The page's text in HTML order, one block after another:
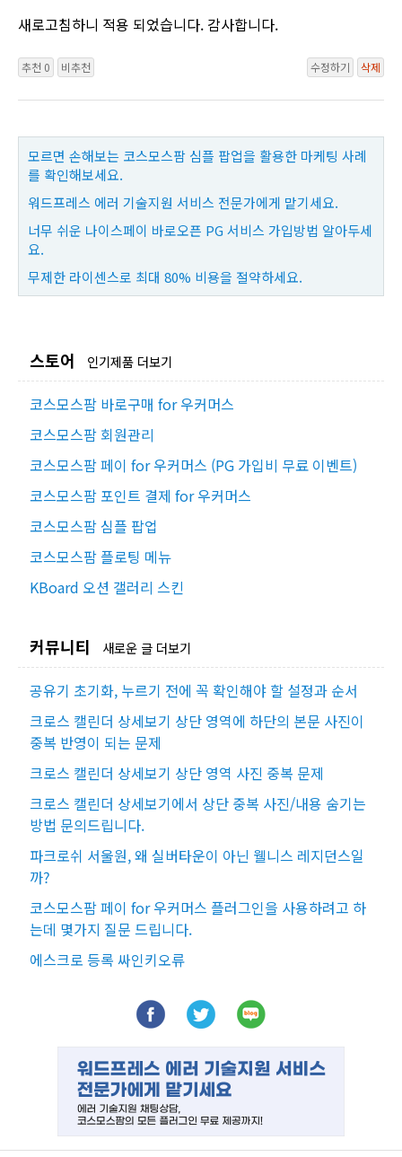
새로고침하니 적용 되었습니다. 감사합니다.
추천 0 비추천 수정하기 삭제
모르면 손해보는 코스모스팜 심플 팝업을 활용한 마케팅 사례
를 확인해보세요.
워드프레스 에러 기술지원 서비스 전문가에게 맡기세요.
너무 쉬운 나이스페이 바로오픈 PG 서비스 가입방법 알아두세
요.
무제한 라이센스로 최대 80% 비용을 절약하세요.
스토어 인기제품 더보기
코스모스팜 바로구매 for 우커머스
코스모스팜 회원관리
코스모스팜 페이 for 우커머스 (PG 가입비 무료 이벤트)
코스모스팜 포인트 결제 for 우커머스
코스모스팜 심플 팝업
코스모스팜 플로팅 메뉴
KBoard 오션 갤러리 스킨
커뮤니티 새로운 글 더보기
공유기 초기화, 누르기 전에 꼭 확인해야 할 설정과 순서
크로스 캘린더 상세보기 상단 영역에 하단의 본문 사진이
중복 반영이 되는 문제
크로스 캘린더 상세보기 상단 영역 사진 중복 문제
크로스 캘린더 상세보기에서 상단 중복 사진/내용 숨기는
방법 문의드립니다.
파크로쉬 서울원, 왜 실버타운이 아닌 웰니스 레지던스일
까?
코스모스팜 페이 for 우커머스 플러그인을 사용하려고 하
는데 몇가지 질문 드립니다.
에스크로 등록 싸인키오류